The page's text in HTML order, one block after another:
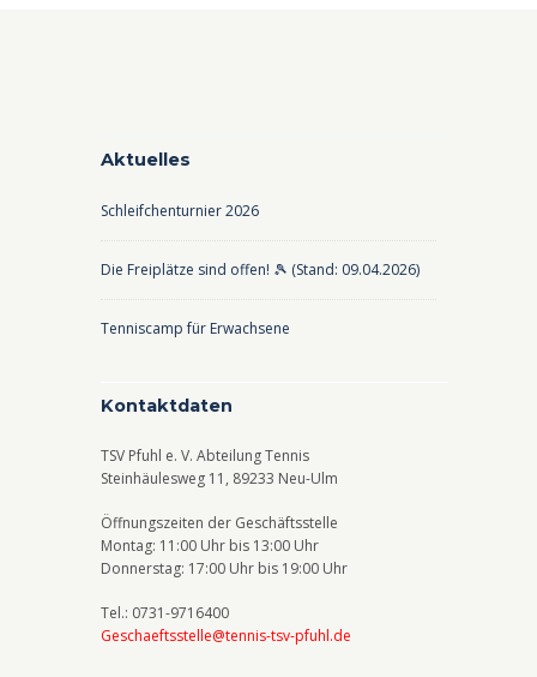
Aktuelles
Schleifchenturnier 2026
Die Freiplätze sind offen! 🎾 (Stand: 09.04.2026)
Tenniscamp für Erwachsene
Kontaktdaten
TSV Pfuhl e. V. Abteilung Tennis
Steinhäulesweg 11, 89233 Neu-Ulm
Öffnungszeiten der Geschäftsstelle
Montag: 11:00 Uhr bis 13:00 Uhr
Donnerstag: 17:00 Uhr bis 19:00 Uhr
Tel.: 0731-9716400
Geschaeftsstelle@tennis-tsv-pfuhl.de